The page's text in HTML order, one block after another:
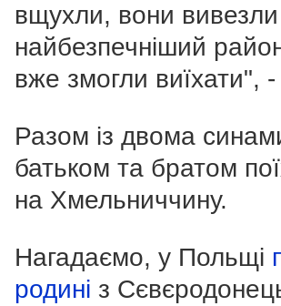
вщухли, вони
найбезпечніший
вже змогли виїхати",
Разом із двома
батьком та братом
на Хмельниччину.
Нагадаємо, у Польщі
родині з